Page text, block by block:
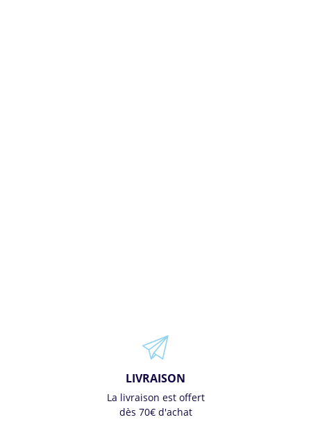
LIVRAISON
La livraison est offert
dès 70€ d'achat